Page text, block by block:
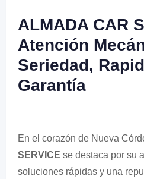
ALMADA CAR
Atención
Seriedad,
Garantía
En el corazón de Nueva
SERVICE se destaca por su
soluciones rápidas y una